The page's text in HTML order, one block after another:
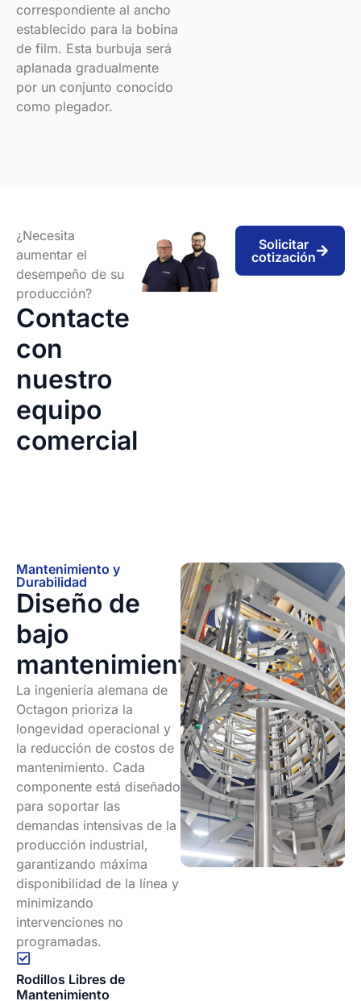
correspondiente al ancho
establecido para la bobina
de film. Esta burbuja será
aplanada gradualmente
por un conjunto conocido
como plegador.
¿Necesita
aumentar el
desempeño de su
producción?
Contacte
con
nuestro
equipo
comercial
Solicitar
cotización
Mantenimiento y
Durabilidad
Diseño de
bajo
mantenimiento
La ingeniería alemana de
Octagon prioriza la
longevidad operacional y
la reducción de costos de
mantenimiento. Cada
componente está diseñado
para soportar las
demandas intensivas de la
producción industrial,
garantizando máxima
disponibilidad de la línea y
minimizando
intervenciones no
programadas.
Rodillos Libres de
Mantenimiento